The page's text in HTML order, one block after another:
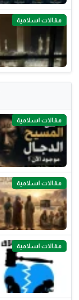
مقالات اسلامية
مقالات اسلامية
مقالات اسلامية
مقالات اسلامية